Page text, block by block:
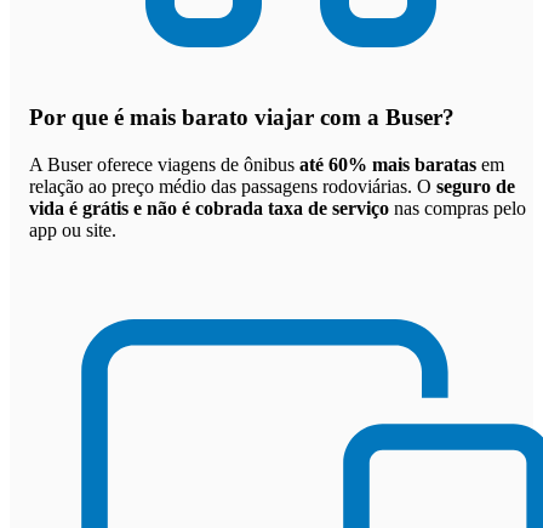
Por que é mais barato viajar com a Buser?
A Buser oferece viagens de ônibus até 60% mais baratas em
relação ao preço médio das passagens rodoviárias. O seguro de
vida é grátis e não é cobrada taxa de serviço nas compras pelo
app ou site.